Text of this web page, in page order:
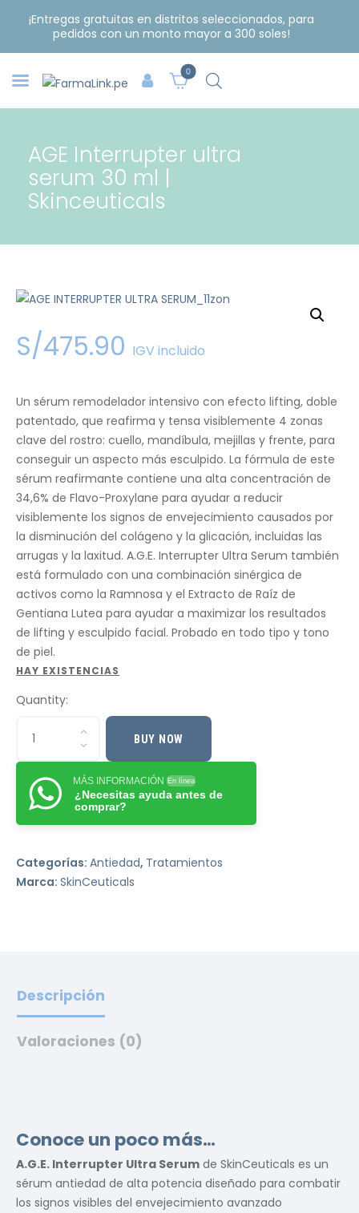
¡Entregas gratuitas en distritos seleccionados, para
pedidos con un monto mayor a 300 soles!
0
AGE Interrupter ultra
serum 30 ml |
Skinceuticals
S/475.90 IGV incluido
Un sérum remodelador intensivo con efecto lifting, doble
patentado, que reafirma y tensa visiblemente 4 zonas
clave del rostro: cuello, mandíbula, mejillas y frente, para
conseguir un aspecto más esculpido. La fórmula de este
sérum reafirmante contiene una alta concentración de
34,6% de Flavo-Proxylane para ayudar a reducir
visiblemente los signos de envejecimiento causados por
la disminución del colágeno y la glicación, incluidas las
arrugas y la laxitud. A.G.E. Interrupter Ultra Serum también
está formulado con una combinación sinérgica de
activos como la Ramnosa y el Extracto de Raíz de
Gentiana Lutea para ayudar a maximizar los resultados
de lifting y esculpido facial. Probado en todo tipo y tono
de piel.
HAY EXISTENCIAS
Quantity:
BUY NOW
MÁS INFORMACIÓN En línea
¿Necesitas ayuda antes de
comprar?
Categorías: Antiedad, Tratamientos
Marca: SkinCeuticals
Descripción
Valoraciones (0)
Conoce un poco más…
A.G.E. Interrupter Ultra Serum de SkinCeuticals es un
sérum antiedad de alta potencia diseñado para combatir
los signos visibles del envejecimiento avanzado